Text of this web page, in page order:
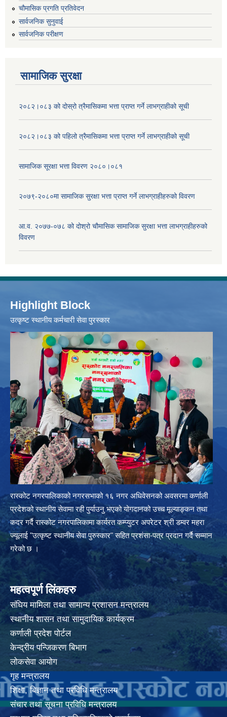
चौमासिक प्रगति प्रतिवेदन
सार्वजनिक सुनुवाई
सार्वजनिक परीक्षण
सामाजिक सुरक्षा
२०८२।०८३ को दोस्रो त्रैमासिकमा भत्ता प्राप्‍त गर्ने लाभग्राहीको सूची
२०८२।०८३ को पहिलो त्रैमासिकमा भत्ता प्राप्‍त गर्ने लाभग्राहीको सूची
सामाजिक सूरक्षा भत्ता विवरण २०८०।०८१
२०७९-२०८०मा सामाजिक सुरक्षा भत्ता प्राप्त गर्ने लाभग्राहीहरुको विवरण
आ.व. २०७७-०७८ को दोश्रो चौमासिक सामाजिक सुरक्षा भत्ता लाभग्राहीहरुको
विवरण
Highlight Block
उत्‍कृष्ट स्थानीय कर्मचारी सेवा पुरस्कार
रास्कोट नगरपालिकाको नगरसभाको १६ नगर अधिवेसनको अवसरमा कर्णाली
प्रदेशको स्थानीय सेवामा रही पुर्याउनु भएको योगदानको उच्च मूल्याङ्कन तथा
कदर गर्दै रास्कोट नगरपालिकामा कार्यरत कम्प्युटर अपरेटर श्री डम्वर महरा
ज्यूलाई "उत्कृष्ट स्थानीय सेवा पुरुस्कार" सहित प्रशंसा-पत्र प्रदान गर्दै सम्मान
गरेको छ ।
महत्वपूर्ण लिंकहरु
संघिय मामिला तथा सामान्य प्रशासन मन्त्रालय
स्थानीय शासन तथा सामुदायिक कार्यक्रम
कर्णाली प्रदेश पोर्टल
केन्द्रीय पन्जिकरण बिभाग
लोकसेवा आयोग
गृह मन्त्रालय
शिक्षा, बिज्ञान तथा प्रविधि मन्त्रालय
संचार तथा सूचना प्रविधि मन्त्रालय